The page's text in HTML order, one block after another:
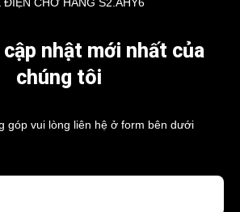
cập nhật mới nhất của
chúng tôi
góp vui lòng liên hệ ở form bên dưới